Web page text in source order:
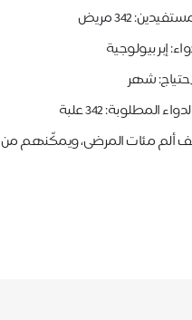
342 مريض
إبر بيولوجية
شهر
المطلوبة: 342 علبة
مئات المرضى، ويمكّنهم من